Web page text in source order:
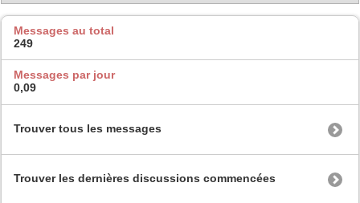
Messages au total
249
Messages par jour
0,09
Trouver tous les messages
Trouver les dernières discussions commencées